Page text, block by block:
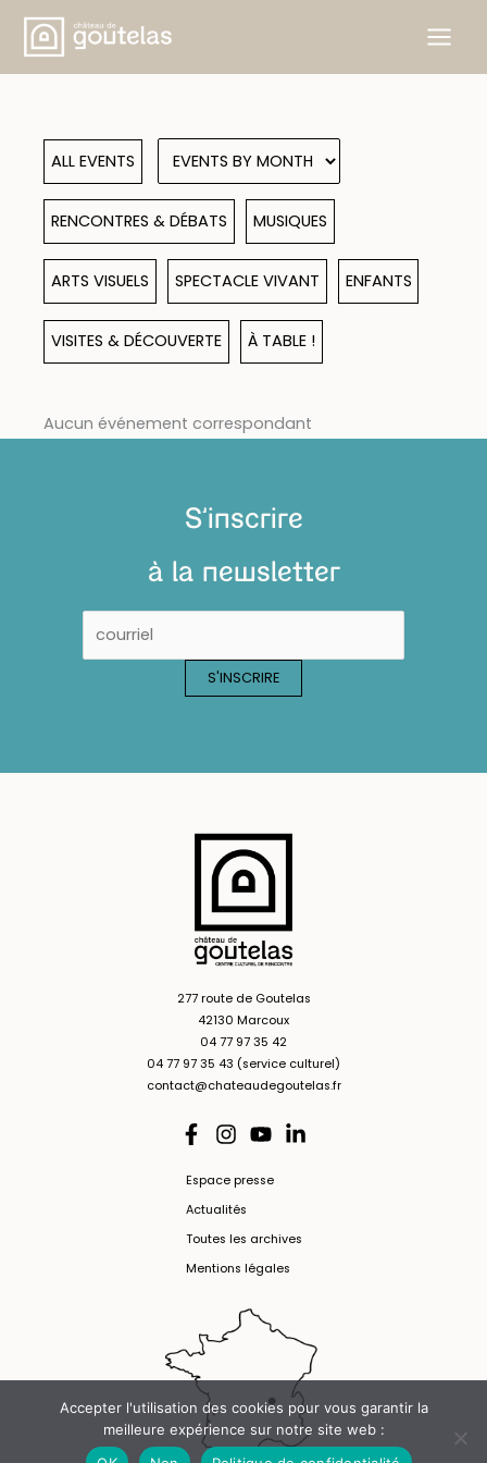
Skip
content
ALL EVENTS
RENCONTRES & DÉBATS MUSIQUES
ARTS VISUELS SPECTACLE VIVANT ENFANTS
VISITES & DÉCOUVERTE À TABLE !
Aucun événement correspondant
S'inscrire
à la newsletter
277 route de Goutelas
42130 Marcoux
04 77 97 35 42
04 77 97 35 43 (service culturel)
contact@chateaudegoutelas.fr
Espace presse
Actualités
Toutes les archives
Mentions légales
Accepter l'utilisation des cookies pour vous garantir la
meilleure expérience sur notre site web :